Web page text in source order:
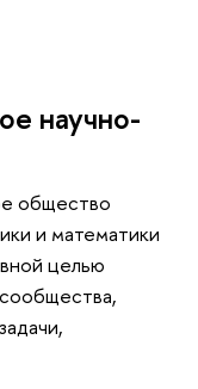
научно-
общество
и математики
целью